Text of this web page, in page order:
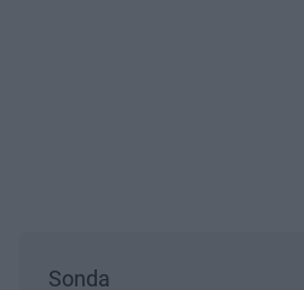
Sonda